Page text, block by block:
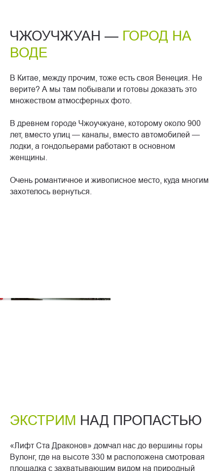
ЧЖОУЧЖУАН — ГОРОД НА
ВОДЕ
В Китае, между прочим, тоже есть своя Венеция. Не
верите? А мы там побывали и готовы доказать это
множеством атмосферных фото.
В древнем городе Чжоучжуане, которому около 900
лет, вместо улиц — каналы, вместо автомобилей —
лодки, а гондольерами работают в основном
женщины.
Очень романтичное и живописное место, куда многим
захотелось вернуться.
ЭКСТРИМ НАД ПРОПАСТЬЮ
«Лифт Ста Драконов» домчал нас до вершины горы
Вулонг, где на высоте 330 м расположена смотровая
площадка с захватывающим видом на природный